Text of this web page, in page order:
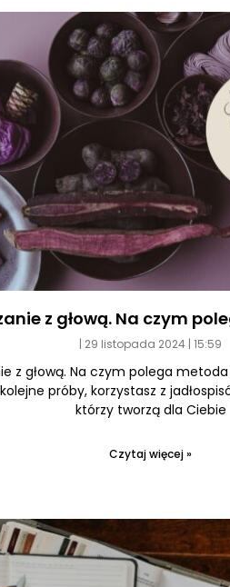
z głową. Na czym
29 listopada 2024 15:59
z głową. Na czym polega
próby, korzystasz z
którzy tworzą dla Ciebie
Czytaj więcej »